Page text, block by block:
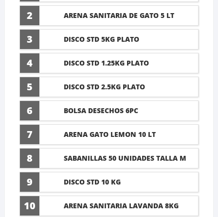
LAVANDA 10 LTI
2 ARENA SANITARIA DE GATO 5 LT
3 DISCO STD 5KG PLATO
4 DISCO STD 1.25KG PLATO
5 DISCO STD 2.5KG PLATO
6 BOLSA DESECHOS 6PC
7 ARENA GATO LEMON 10 LT
8 SABANILLAS 50 UNIDADES TALLA M
60X45CM
9 DISCO STD 10 KG
10 ARENA SANITARIA LAVANDA 8KG